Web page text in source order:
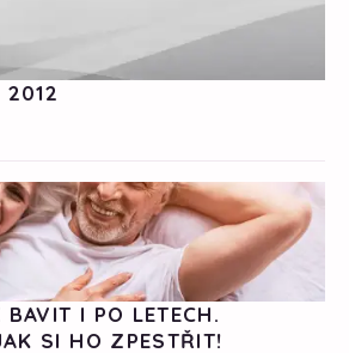
2012
I PO LETECH.
SI HO ZPESTŘIT!